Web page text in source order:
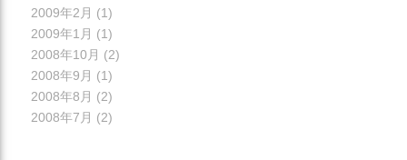
2009年2月 (1)
2009年1月 (1)
2008年10月 (2)
2008年9月 (1)
2008年8月 (2)
2008年7月 (2)